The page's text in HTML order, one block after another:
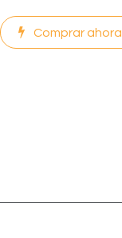
Comprar ahora